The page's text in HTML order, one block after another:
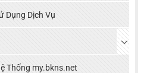
Dụng Dịch Vụ
Thống my.bkns.net